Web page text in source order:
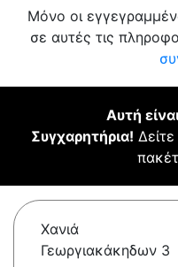
Μόνο οι
σε αυτές τις
Αυτή
Συγχαρητήρια!
Χανιά
Γεωργιακάκηδων 3